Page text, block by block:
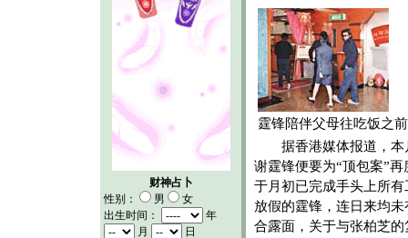
财神占卜
性别：
男
女
出生时间：
年
月
日
霆锋陪伴父母往吃饭之
据香港媒体报道，本
谢霆锋便要为“顶包案”再
于月初已完成手头上所
放假的霆锋，连日来均
合露面，关于与张柏芝